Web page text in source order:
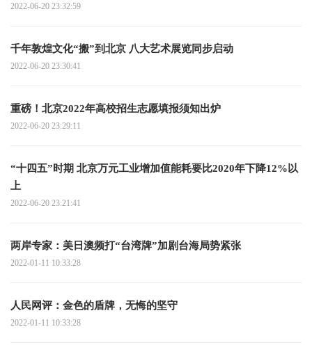
2022-06-20 23:32:59
千年敦煌文化“搬”到北京 八大艺术展览同步启动
2022-06-20 23:30:41
重磅！北京2022年高校招生志愿填报须知出炉
2022-06-20 23:29:11
“十四五”时期 北京万元工业增加值能耗要比2020年下降12%以
上
2022-06-20 23:21:41
两岸专家：美日澳频打“台湾牌”加剧台海局势紧张
2022-01-11 10:33:28
人民网评：金色的盾牌，无悔的坚守
2022-01-11 10:33:28